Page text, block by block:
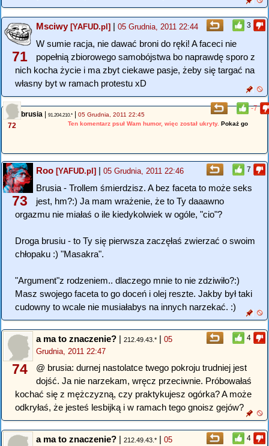
3
71
Msciwy[YAFUD.pl] | 05 Grudnia, 2011 22:44
W sumie racja, nie dawać broni do ręki! A faceci nie
popełnią zbiorowego samobójstwa bo naprawdę sporo z
nich kocha życie i ma zbyt ciekawe pasje, żeby się targać na
własny byt w ramach protestu xD
-7
72
brusia | 91.204.210.* | 05 Grudnia, 2011 22:45
Ten komentarz psuł Wam humor, więc został ukryty. Pokaż go
7
73
Roo [YAFUD.pl] | 05 Grudnia, 2011 22:46
Brusia - Trollem śmierdzisz. A bez faceta to może seks
jest, hm?:) Ja mam wrażenie, że to Ty daaawno
orgazmu nie miałaś o ile kiedykolwiek w ogóle, "cio"?
Droga brusiu - to Ty się pierwsza zaczęłaś zwierzać o swoim
chłopaku :) "Masakra".
"Argument"z rodzeniem.. dlaczego mnie to nie zdziwiło?:)
Masz swojego faceta to go doceń i olej reszte. Jakby był taki
cudowny to wcale nie musiałabys na innych narzekać. :)
4
74
a ma to znaczenie? | 212.49.43.* | 05
Grudnia, 2011 22:47
@ brusia: durnej nastolatce twego pokroju trudniej jest
dojść. Ja nie narzekam, wręcz przeciwnie. Próbowałaś
kochać się z mężczyzną, czy praktykujesz ogórka? A może
odkryłaś, że jesteś lesbijką i w ramach tego gnoisz gejów?
4
a ma to znaczenie? | 212.49.43.* | 05